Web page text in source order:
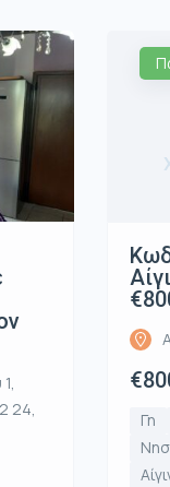
24,
Γη